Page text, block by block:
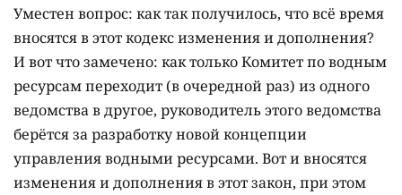
Уместен вопрос: как так получилось, что всё время
вносятся в этот кодекс изменения и дополнения?
И вот что замечено: как только Комитет по водным
ресурсам переходит (в очередной раз) из одного
ведомства в другое, руководитель этого ведомства
берётся за разработку новой концепции
управления водными ресурсами. Вот и вносятся
изменения и дополнения в этот закон, при этом